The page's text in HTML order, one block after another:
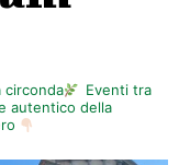
circonda
Eventi tra
autentico della